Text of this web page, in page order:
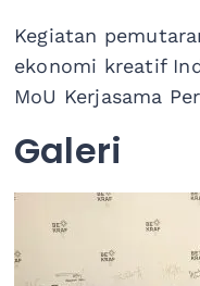
Kegiatan
ekonomi kreatif
MoU Kerjasama
Galeri